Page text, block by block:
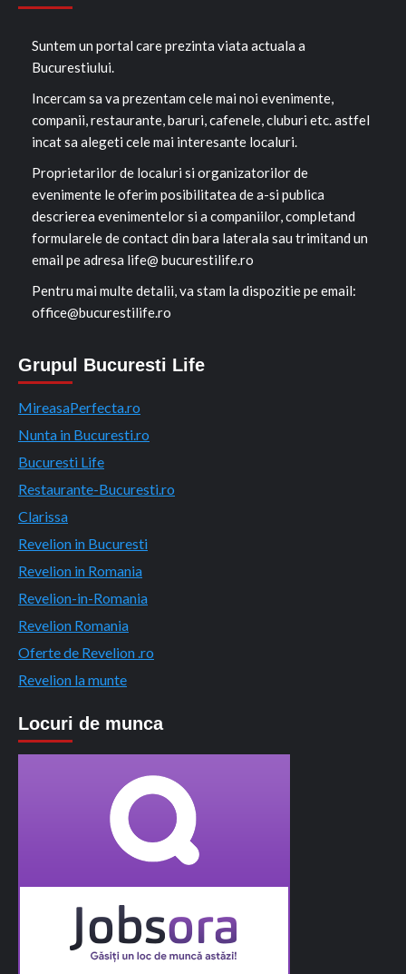
Suntem un portal care prezinta viata actuala a
Bucurestiului.
Incercam sa va prezentam cele mai noi evenimente,
companii, restaurante, baruri, cafenele, cluburi etc. astfel
incat sa alegeti cele mai interesante localuri.
Proprietarilor de localuri si organizatorilor de
evenimente le oferim posibilitatea de a-si publica
descrierea evenimentelor si a companiilor, completand
formularele de contact din bara laterala sau trimitand un
email pe adresa life@ bucurestilife.ro
Pentru mai multe detalii, va stam la dispozitie pe email:
office@bucurestilife.ro
Grupul Bucuresti Life
MireasaPerfecta.ro
Nunta in Bucuresti.ro
Bucuresti Life
Restaurante-Bucuresti.ro
Clarissa
Revelion in Bucuresti
Revelion in Romania
Revelion-in-Romania
Revelion Romania
Oferte de Revelion .ro
Revelion la munte
Locuri de munca